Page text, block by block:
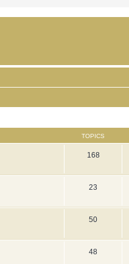
TOPICS
168
23
50
48